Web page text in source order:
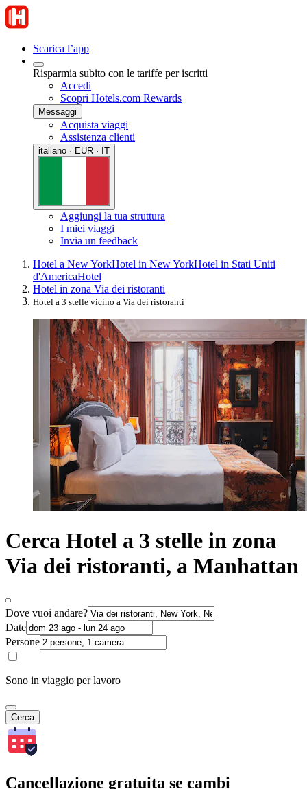
Scarica l’app
Risparmia subito con le tariffe per iscritti
Accedi
Scopri Hotels.com Rewards
Messaggi
Acquista viaggi
Assistenza clienti
italiano · EUR · IT
Aggiungi la tua struttura
I miei viaggi
Invia un feedback
Hotel a New YorkHotel in New YorkHotel in Stati Uniti
d'AmericaHotel
Hotel in zona Via dei ristoranti
Hotel a 3 stelle vicino a Via dei ristoranti
Cerca Hotel a 3 stelle in zona
Via dei ristoranti, a Manhattan
Dove vuoi andare?
Date
Persone
Sono in viaggio per lavoro
Cerca
Cancellazione gratuita se cambi